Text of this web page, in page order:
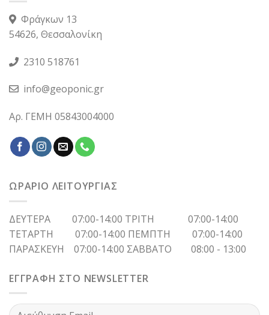
Φράγκων 13
54626, Θεσσαλονίκη
2310 518761
info@geoponic.gr
Αρ. ΓΕΜΗ 05843004000
ΩΡΑΡΙΟ ΛΕΙΤΟΥΡΓΙΑΣ
ΔΕΥΤΕΡΑ 07:00-14:00 ΤΡΙΤΗ 07:00-14:00
ΤΕΤΑΡΤΗ 07:00-14:00 ΠΕΜΠΤΗ 07:00-14:00
ΠΑΡΑΣΚΕΥΗ 07:00-14:00 ΣΑΒΒΑΤΟ 08:00 - 13:00
ΕΓΓΡΑΦΗ ΣΤΟ NEWSLETTER